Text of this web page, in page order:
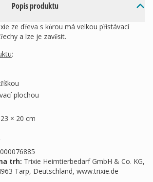
Popis produktu
ze dřeva s kůrou má velkou přistávací
a lze je zavěsit.
:
plochou
× 20 cm
trh: Trixie Heimtierbedarf GmbH & Co. KG,
Tarp, Deutschland, www.trixie.de